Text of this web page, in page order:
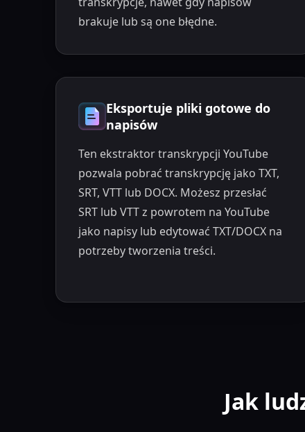
brakuje lub są one błędne.
Eksportuje pliki gotowe do
napisów
Ten ekstraktor transkrypcji YouTube
pozwala pobrać transkrypcję jako TXT,
SRT, VTT lub DOCX. Możesz przesłać
SRT lub VTT z powrotem na YouTube
jako napisy lub edytować TXT/DOCX na
potrzeby tworzenia treści.
Jak